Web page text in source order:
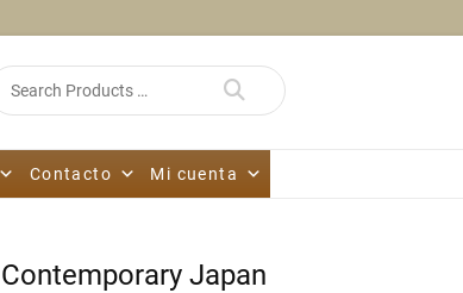
Search
Contacto Mi cuenta
Contemporary Japan